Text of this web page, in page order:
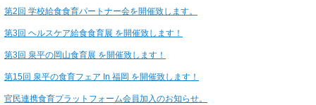
第2回 学校給食食育パートナー会を開催致します。
第3回 ヘルスケア給食食育展 を開催致します！
第3回 泉平の岡山食育展 を開催致します！
第15回 泉平の食育フェア In 福岡 を開催致します！
官民連携食育プラットフォーム会員加入のお知らせ。